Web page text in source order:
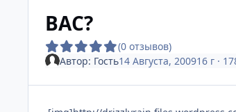
ВАС?
(0 отзывов)
Автор: Гость14 Августа, 200916 г·